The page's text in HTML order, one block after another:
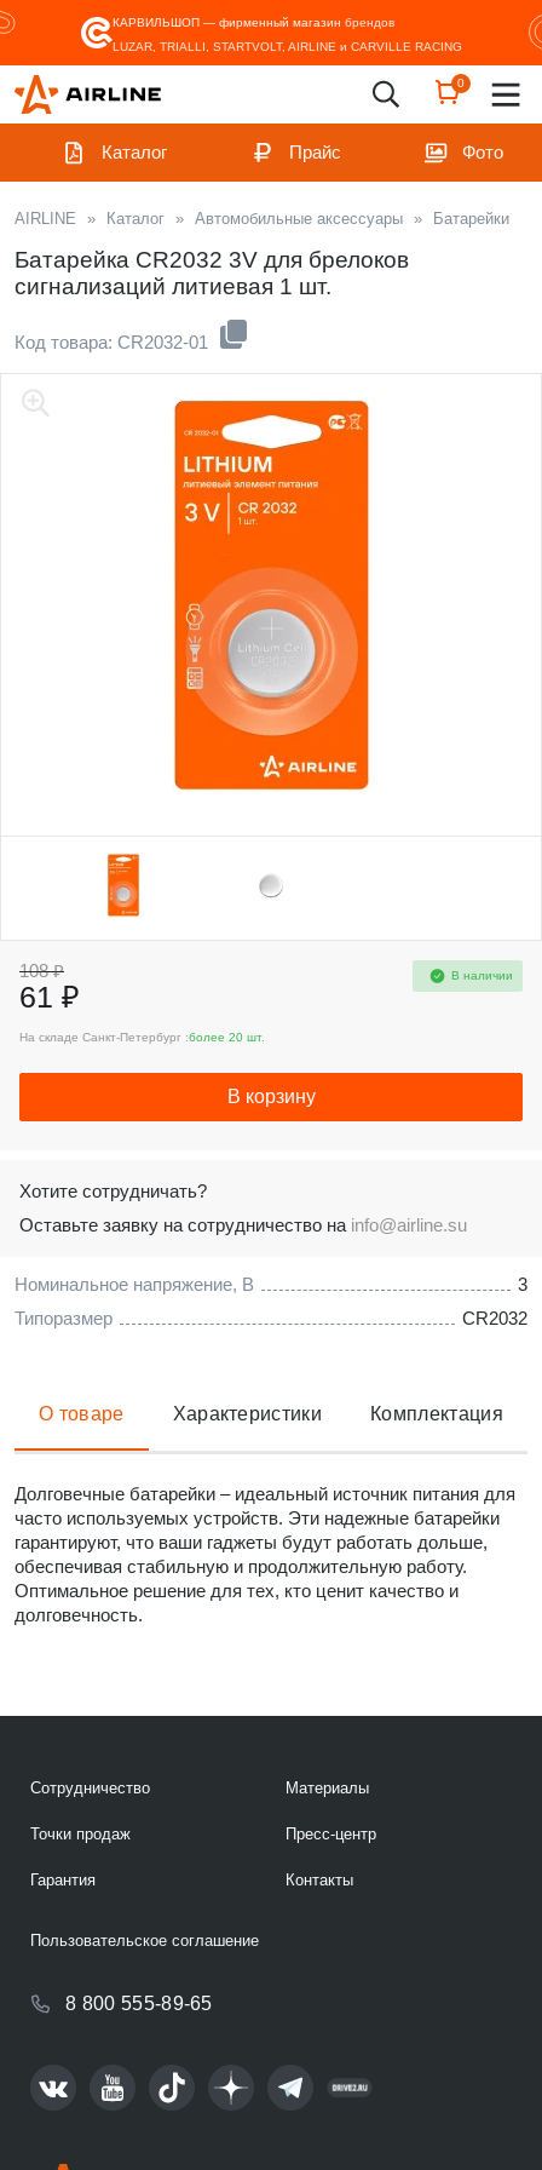
КАРВИЛЬШОП — фирменный магазин брендов
LUZAR, TRIALLI, STARTVOLT, AIRLINE и CARVILLE RACING
0
Каталог Прайс Фото
AIRLINE » Каталог » Автомобильные аксессуары » Батарейки
Батарейка CR2032 3V для брелоков
сигнализаций литиевая 1 шт.
Код товара: CR2032-01
Номинальное напряжение, В
3
Типоразмер
CR2032
108 ₽
61 ₽
В наличии
На складе Санкт-Петербург :более 20 шт.
В корзину
Хотите сотрудничать?
Оставьте заявку на сотрудничество на info@airline.su
О товаре Характеристики Комплектация
Долговечные батарейки – идеальный источник питания для
часто используемых устройств. Эти надежные батарейки
гарантируют, что ваши гаджеты будут работать дольше,
обеспечивая стабильную и продолжительную работу.
Оптимальное решение для тех, кто ценит качество и
долговечность.
Сотрудничество
Точки продаж
Гарантия
Материалы
Пресс-центр
Контакты
8 800 555-89-65
Пользовательское соглашение